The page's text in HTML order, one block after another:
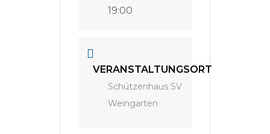
19:00
VERANSTALTUNGSORT
Schützenhaus SV
Weingarten